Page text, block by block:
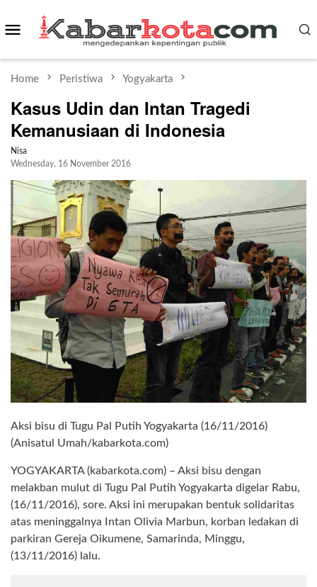
to
Mobile
Home Peristiwa Yogyakarta
Kasus Udin dan Intan Tragedi
Kemanusiaan di Indonesia
Nisa
Wednesday, 16 November 2016
Aksi bisu di Tugu Pal Putih Yogyakarta (16/11/2016)
(Anisatul Umah/kabarkota.com)
YOGYAKARTA (kabarkota.com) – Aksi bisu dengan
melakban mulut di Tugu Pal Putih Yogyakarta digelar Rabu,
(16/11/2016), sore. Aksi ini merupakan bentuk solidaritas
atas meninggalnya Intan Olivia Marbun, korban ledakan di
parkiran Gereja Oikumene, Samarinda, Minggu,
(13/11/2016) lalu.